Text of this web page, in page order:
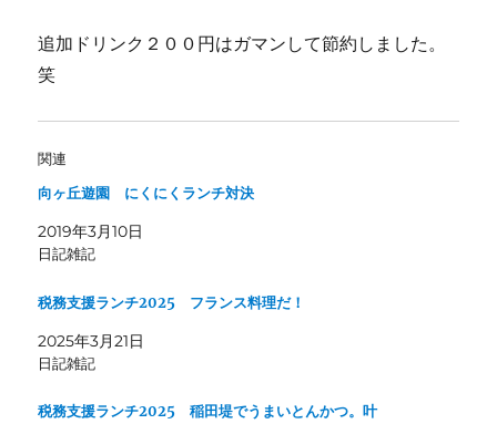
追加ドリンク２００円はガマンして節約しました。
笑
関連
向ヶ丘遊園 にくにくランチ対決
2019年3月10日
日記雑記
税務支援ランチ2025 フランス料理だ！
2025年3月21日
日記雑記
税務支援ランチ2025 稲田堤でうまいとんかつ。叶